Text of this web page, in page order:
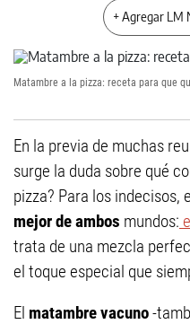
+ Agregar LM
Matambre a la pizza: receta para que
En la previa de muchas
surge la duda sobre qué
pizza? Para los indecisos,
mejor de ambos mundos:
trata de una mezcla
el toque especial que
El matambre vacuno-